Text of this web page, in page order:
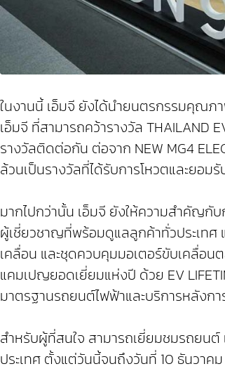
ในงานนี้ เอ็มจี ยังได้นำยนตรกรรมคุณภ
เอ็มจี ที่สามารถคว้ารางวัล THAILAND
รางวัลติดต่อกัน ต่อจาก NEW MG4
ล้วนเป็นรางวัลที่ได้รับการโหวตและยอ
มากไปกว่านั้น เอ็มจี ยังให้ความสำคัญกั
ผู้เชี่ยวชาญที่พร้อมดูแลลูกค้าทั่วประเทศ
เคลื่อน และชุดควบคุมมอเตอร์ขับเคลื่อน
แคมเปญยอดเยี่ยมแห่งปี ด้วย EV
มาตรฐานรถยนต์ไฟฟ้าและบริการหลังก
สำหรับผู้ที่สนใจ สามารถเยี่ยมชมรถยนต์
ประเทศ ตั้งแต่วันนี้จนถึงวันที่ 10 ธันวาค